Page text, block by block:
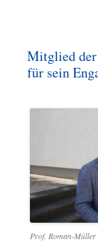
Mitglied
für sein
Prof. Roman-Müller